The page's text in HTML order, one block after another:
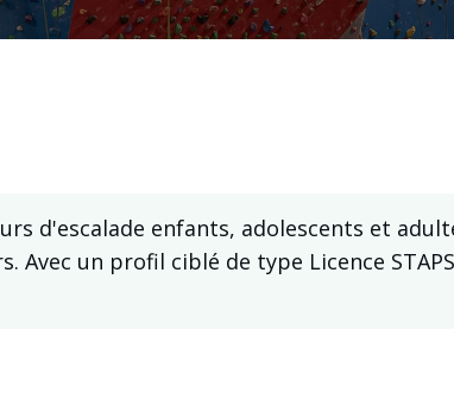
d'escalade enfants, adolescents et
un profil ciblé de type Licence STAPS